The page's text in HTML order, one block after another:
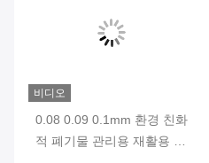
비디오
0.08 0.09 0.1mm 환경 친화
적 폐기물 관리용 재활용 쓰